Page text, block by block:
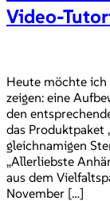
Video-
Heute möchte
zeigen: eine
den
das Produktpaket
gleichnamigen
„Allerliebste
aus dem
November […]